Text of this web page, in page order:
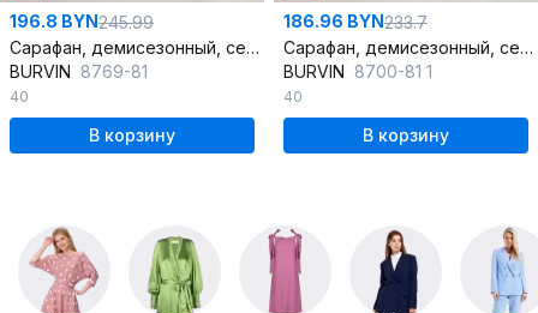
196.8 BYN245.99
Сарафан, демисезонный, серый, черный, на каждый день, шерсть и экокожа
BURVIN 8769-81
40
В корзину
186.96 BYN233.7
Сарафан, демисезонный, серый, на каждый день, текстиль
BURVIN 8700-81 1
40
В корзину